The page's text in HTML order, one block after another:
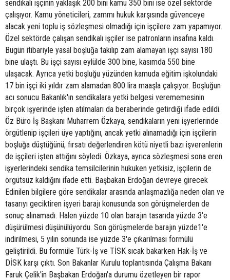
sendikalı işçinin yaklaşık 200 bini kamu 350 bini ise özel sektörde
çalışıyor. Kamu yöneticileri, zammı hukuk karşısında güvenceye
alacak yeni toplu iş sözleşmesi olmadığı için işçilere zam yapamıyor.
Özel sektörde çalışan sendikalı işçiler ise patronların insafına kaldı.
Bugün itibariyle yasal boşluğa takılıp zam alamayan işçi sayısı 180
bine ulaştı. Bu işçi sayısı eylülde 300 bine, kasımda 550 bine
ulaşacak. Ayrıca yetki boşluğu yüzünden kamuda eğitim işkolundaki
17 bin işçi iki yıldır zam alamadan 800 lira maaşla çalışıyor. Boşluğun
acı sonucu Bakanlık'ın sendikalara yetki belgesi verememesinin
birçok işyerinde işten atılmaları da beraberinde getirdiği ifade edildi.
Öz Büro İş Başkanı Muharrem Özkaya, sendikaların yeni işyerlerinde
örgütlenip işçileri üye yaptığını, ancak yetki alınamadığı için işçilerin
boşluğa düştüğünü, fırsatı değerlendiren kötü niyetli bazı işverenlerin
de işçileri işten attığını söyledi. Özkaya, ayrıca sözleşmesi sona eren
işyerlerindeki sendika temsilcilerinin hukuken yetkisiz, işçilerin de
örgütsüz kaldığını ifade etti. Başbakan Erdoğan devreye girecek
Edinilen bilgilere göre sendikalar arasında anlaşmazlığa neden olan ve
tasarıyı geciktiren işyeri barajı konusunda son görüşmelerden de
sonuç alınamadı. Halen yüzde 10 olan barajın tasarıda yüzde 3'e
düşürülmesi düşünülüyordu. Son görüşmelerde barajın yüzde1'e
indirilmesi, 5 yılın sonunda ise yüzde 3'e çıkarılması formülü
geliştirildi. Bu formüle Türk-İş ve TİSK sıcak bakarken Hak-İş ve
DİSK karşı çıktı. Son Bakanlar Kurulu toplantısında Çalışma Bakanı
Faruk Çelik'in Başbakan Erdoğan'a durumu özetleyen bir rapor